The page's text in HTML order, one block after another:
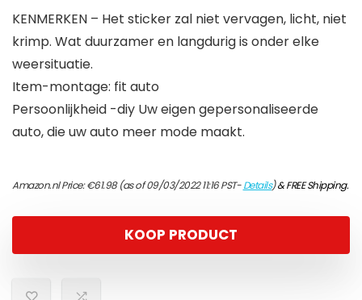
KENMERKEN – Het sticker zal niet vervagen, licht, niet
krimp. Wat duurzamer en langdurig is onder elke
weersituatie.
Item-montage: fit auto
Persoonlijkheid -diy Uw eigen gepersonaliseerde
auto, die uw auto meer mode maakt.
Amazon.nl Price:€61.98(as of 09/03/2022 11:16 PST-Details)&FREE Shipping.
KOOP PRODUCT